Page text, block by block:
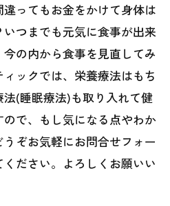
ってもお金をかけて身体は
つまでも元気に食事が出来
の内から食事を見直してみ
ックでは、栄養療法はもち
(睡眠療法)も取り入れて健
で、もし気になる点やわか
ぞお気軽にお問合せフォー
ださい。よろしくお願いい